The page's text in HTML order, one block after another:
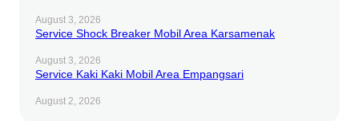
August 3, 2026
Service Shock Breaker Mobil Area Karsamenak
August 3, 2026
Service Kaki Kaki Mobil Area Empangsari
August 2, 2026